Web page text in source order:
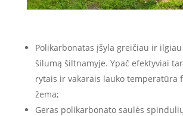
Polikarbonatas įšyla greičiau ir
šilumą šiltnamyje. Ypač efektyviai
rytais ir vakarais lauko temperatūra
žema;
Geras polikarbonato saulės